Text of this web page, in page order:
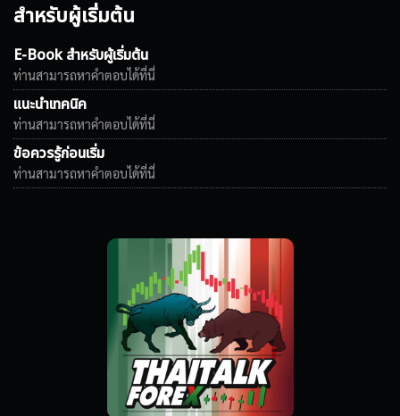
สำหรับผู้เริ่มต้น
E-Book สำหรับผู้เริ่มต้น
ท่านสามารถหาคำตอบได้ที่นี่
แนะนำเทคนิค
ท่านสามารถหาคำตอบได้ที่นี่
ข้อควรรู้ก่อนเริ่ม
ท่านสามารถหาคำตอบได้ที่นี่